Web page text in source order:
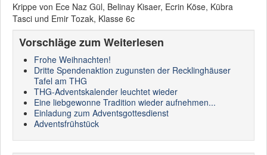
Krippe von Ece Naz Gül, Belinay Kisaer, Ecrin Köse, Kübra
Tasci und Emir Tozak, Klasse 6c
Vorschläge zum Weiterlesen
Frohe Weihnachten!
Dritte Spendenaktion zugunsten der Recklinghäuser
Tafel am THG
THG-Adventskalender leuchtet wieder
Eine liebgewonne Tradition wieder aufnehmen...
Einladung zum Adventsgottesdienst
Adventsfrühstück